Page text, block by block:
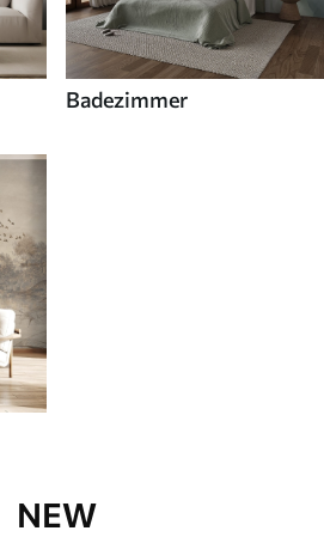
Badezimmer
NEW